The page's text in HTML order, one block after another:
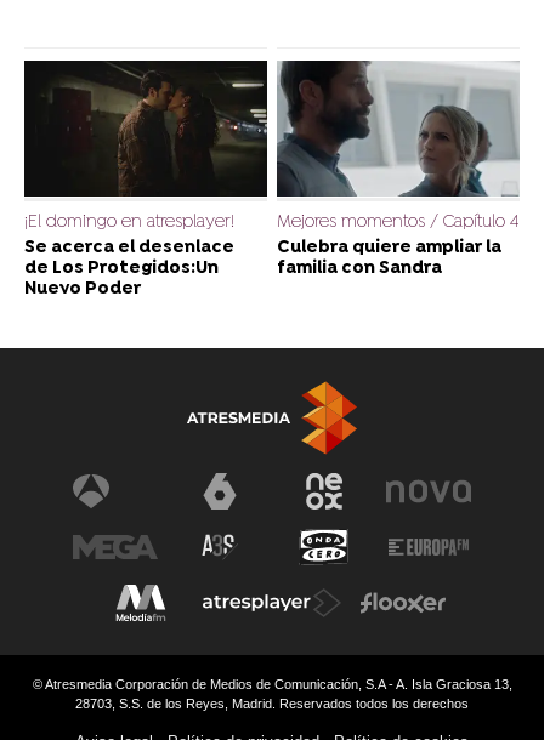
¡El domingo en atresplayer!
Se acerca el desenlace
de Los Protegidos:Un
Nuevo Poder
Mejores momentos / Capítulo 4
Culebra quiere ampliar la
familia con Sandra
© Atresmedia Corporación de Medios de Comunicación, S.A - A. Isla Graciosa 13,
28703, S.S. de los Reyes, Madrid. Reservados todos los derechos